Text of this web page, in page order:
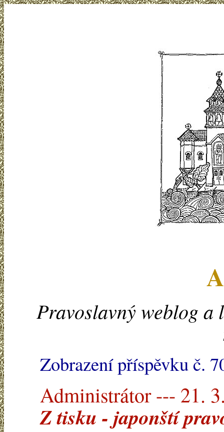
Pravoslavný weblog a
Zobrazení příspěvku č.
Administrátor --- 21.
Z tisku - japonští